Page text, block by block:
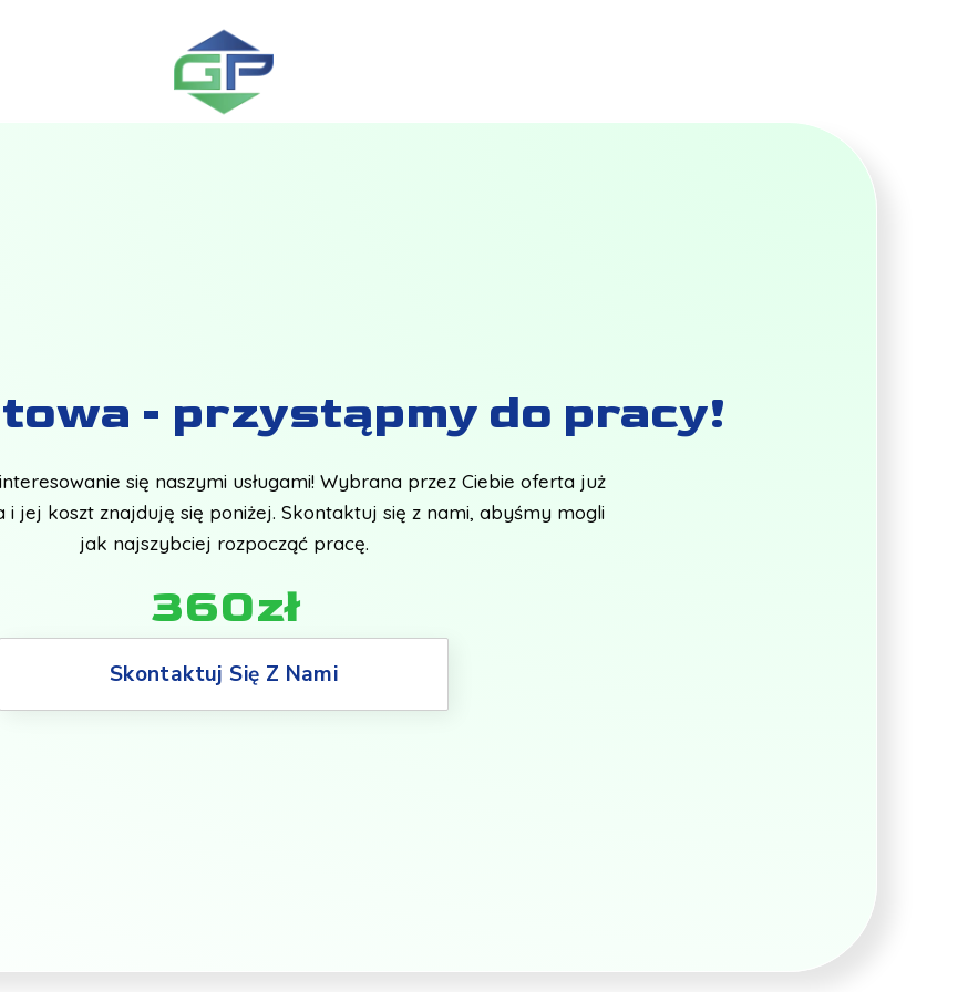
- przystąpmy do pracy!
się naszymi usługami! Wybrana przez Ciebie oferta już
i jej koszt znajduję się poniżej. Skontaktuj się z nami, abyśmy mogli
jak najszybciej rozpocząć pracę.
360zł
Skontaktuj Się Z Nami